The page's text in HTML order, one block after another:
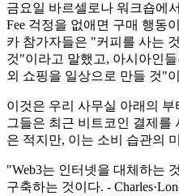
금요일 바르셀로나 워크숍에
Fee 걱정을 없애면 구매 행동
카 참가자들은 "커피를 사는
것"이라고 말했고, 아시아인
외 쇼핑을 일상으로 만들 것"
이것은 우리 사무실 아래의
그들은 최근 비트코인 결제를
은 적지만, 이는 소비 습관의
"Web3는 인터넷을 대체하는
구축하는 것이다. -